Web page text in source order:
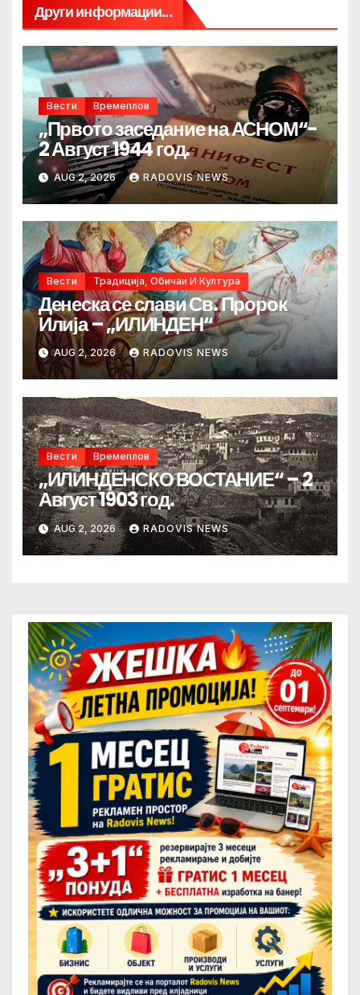
Други информации...
Вести Времеплов
„Првото заседание на АСНОМ“-
2 Август 1944 год.
AUG 2, 2026 RADOVIS NEWS
Вести Традиција, Обичаи И Култура
Денеска се слави Св. Пророк
Илија – „ИЛИНДЕН“
AUG 2, 2026 RADOVIS NEWS
Вести Времеплов
„ИЛИНДЕНСКО ВОСТАНИЕ“ – 2
Август 1903 год.
AUG 2, 2026 RADOVIS NEWS